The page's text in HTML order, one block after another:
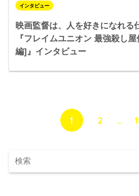
インタビュー
映画監督は、人を好きになれる
『フレイムユニオン 最強殺し
編]』インタビュー
1 2 …